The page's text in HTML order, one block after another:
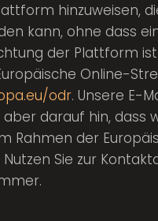
hinzuweisen,
kann, ohne dass
der Plattform
Online-
odr. Unsere E-
darauf hin, dass
Rahmen der
Sie zur